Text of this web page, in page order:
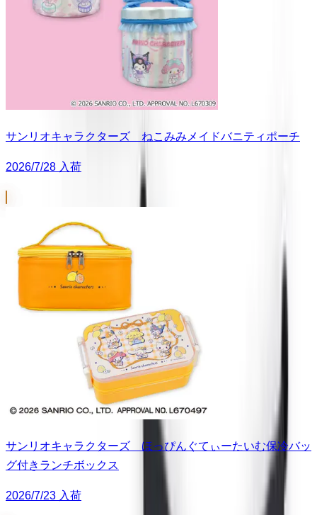
サンリオキャラクターズ ねこみみメイドバニティポーチ
2026/7/28 入荷
サンリオキャラクターズ ほっぴんぐてぃーたいむ保冷バッ
グ付きランチボックス
2026/7/23 入荷